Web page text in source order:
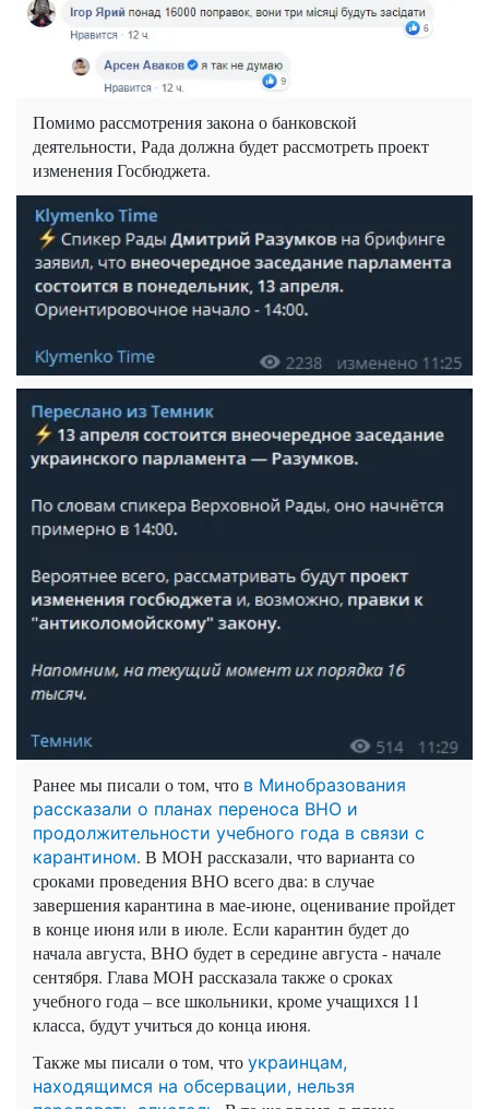
Помимо рассмотрения закона о банковской
деятельности, Рада должна будет рассмотреть проект
изменения Госбюджета.
Ранее мы писали о том, что в Минобразования
рассказали о планах переноса ВНО и
продолжительности учебного года в связи с
карантином. В МОН рассказали, что варианта со
сроками проведения ВНО всего два: в случае
завершения карантина в мае-июне, оценивание пройдет
в конце июня или в июле. Если карантин будет до
начала августа, ВНО будет в середине августа - начале
сентября. Глава МОН рассказала также о сроках
учебного года – все школьники, кроме учащихся 11
класса, будут учиться до конца июня.
Также мы писали о том, что украинцам,
находящимся на обсервации, нельзя